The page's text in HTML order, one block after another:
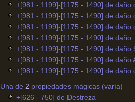
+[981 - 1199]-[1175 - 1490] de daño
+[981 - 1199]-[1175 - 1490] de daño
+[981 - 1199]-[1175 - 1490] de daño
+[981 - 1199]-[1175 - 1490] de daño
+[981 - 1199]-[1175 - 1490] de daño
+[981 - 1199]-[1175 - 1490] de daño
+[981 - 1199]-[1175 - 1490] de daño
Una de 2 propiedades mágicas (varía)
+[626 - 750] de Destreza